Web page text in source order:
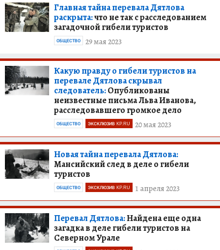
Главная тайна перевала Дятлова
раскрыта:что не так с расследованием
загадочной гибели туристов
29 мая 2023
ОБЩЕСТВО
Какую правду о гибели туристов на
перевале Дятлова скрывал
следователь:Опубликованы
неизвестные письма Льва Иванова,
расследовавшего громкое дело
20 мая 2023
ОБЩЕСТВО ЭКСКЛЮЗИВ KP.RU
Новая тайна перевала Дятлова:
Мансийский след в деле о гибели
туристов
1 апреля 2023
ОБЩЕСТВО ЭКСКЛЮЗИВ KP.RU
Перевал Дятлова:Найдена еще одна
загадка в деле гибели туристов на
Северном Урале